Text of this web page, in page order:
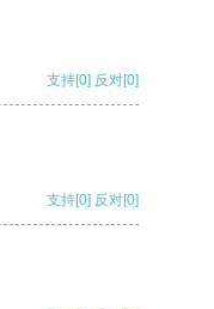
支持[0] 反对[0]
支持[0] 反对[0]